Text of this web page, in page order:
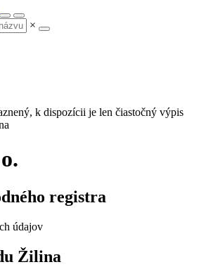
×
k dispozícii je len čiastočný výpis
registra
údajov
Žilina